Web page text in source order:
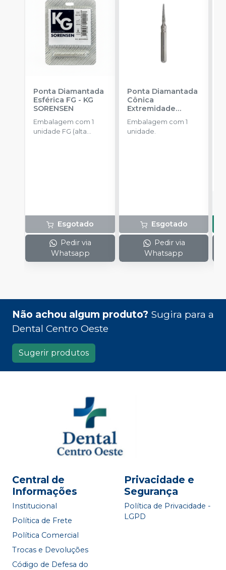
Ponta Diamantada
Esférica FG - KG
SORENSEN
Embalagem com 1
unidade FG (alta
Esgotado
Pedir via
Whatsapp
Ponta Diamantada
Cônica
Extremidade
Arredondada FG
KG SORENSEN
Embalagem com 1
unidade.
Esgotado
Pedir via
Whatsapp
Não achou algum produto? Sugira para a
Dental Centro Oeste
Sugerir produtos
Central de
Informações
Institucional
Política de Frete
Política Comercial
Trocas e Devoluções
Código de Defesa do
Privacidade e
Segurança
Política de Privacidade -
LGPD